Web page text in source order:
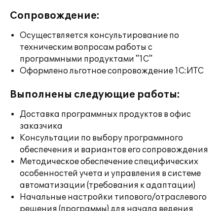
Сопровождение:
Осуществляется консультирование по
техническим вопросам работы с
программными продуктами "1С"
Оформлено льготное сопровождение 1С:ИТС
Выполнены следующие работы:
Доставка программных продуктов в офис
заказчика
Консультации по выбору программного
обеспечения и вариантов его сопровождения
Методическое обеспечение специфических
особенностей учета и управления в системе
автоматизации (требования к адаптации)
Начальные настройки типового/отраслевого
решения (программы) для начала ведения